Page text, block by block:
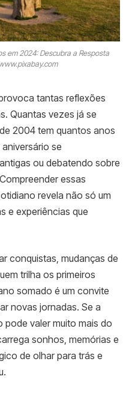
em 2024: Descubra a Resposta
tantas reflexões
Quantas vezes já se
2004 tem quantos anos
aniversário se
ou debatendo sobre
essas
revela não só um
e experiências que
conquistas, mudanças de
trilha os primeiros
somado é um convite
novas jornadas. Se a
pode valer muito mais do
sonhos, memórias e
de olhar para trás e